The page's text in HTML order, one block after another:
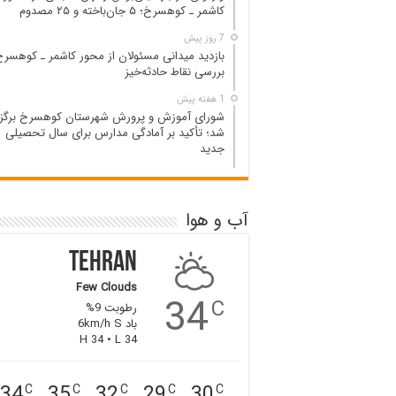
کاشمر ـ کوهسرخ؛ ۵ جان‌باخته و ۲۵ مصدوم
7 روز پیش
بازدید میدانی مسئولان از محور کاشمر ـ
بررسی نقاط حادثه‌خیز
1 هفته پیش
شورای آموزش و پرورش شهرستان کوهسرخ
شد؛ تأکید بر آمادگی مدارس برای سال تحصیلی
جدید
آب و هوا
34C
Tehran
Few Clouds
رطوبت 9%
باد 6km/h S
H 34 • L 34
C
C
C
C
C